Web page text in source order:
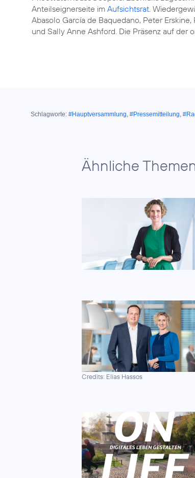
Anteilseignerseite im Aufsichtsrat.
Abasolo García de Baquedano, Peter
und Sally Anne Ashford. Die Präsenz auf der
Schlagworte: #Hauptversammlung, #Pressemitteilung,
Ähnliche
Credits: Elias Hassos